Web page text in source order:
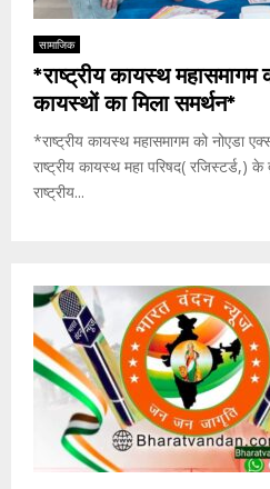
सामाजिक
*राष्ट्रीय कायस्थ
कायस्थों का मिला समर्थन*
*राष्ट्रीय कायस्थ महासमागम को नोएडा
राष्ट्रीय कायस्थ महा परिषद( रजिस्टर्ड,) के
राष्ट्रीय...